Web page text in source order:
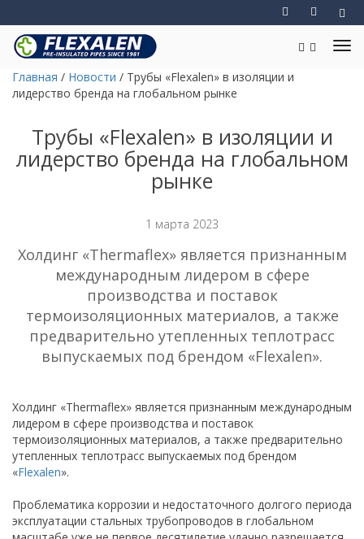
Главная / Новости / Трубы «Flexalen» в изоляции и
лидерство бренда на глобальном рынке
Трубы «Flexalen» в изоляции и
лидерство бренда на глобальном
рынке
1 марта 2023
Холдинг «Thermaflex» является признанным
международным лидером в сфере
производства и поставок
термоизоляционных материалов, а также
предварительно утепленных теплотрасс
выпускаемых под брендом «Flexalen».
Холдинг «Thermaflex» является признанным международным
лидером в сфере производства и поставок
термоизоляционных материалов, а также предварительно
утепленных теплотрасс выпускаемых под брендом
«Flexalen».
Проблематика коррозии и недостаточного долгого периода
эксплуатации стальных трубопроводов в глобальном